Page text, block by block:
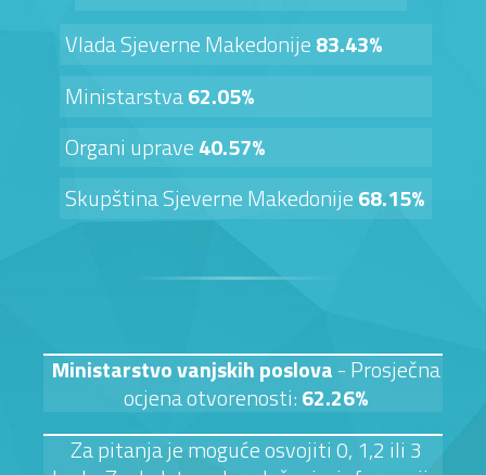
Vlada Sjeverne Makedonije83.43%
Ministarstva62.05%
Organi uprave40.57%
Skupština Sjeverne Makedonije68.15%
Ministarstvo vanjskih poslova- Prosječna
ocjena otvorenosti:62.26%
Za pitanja je moguće osvojiti 0, 1,2 ili 3